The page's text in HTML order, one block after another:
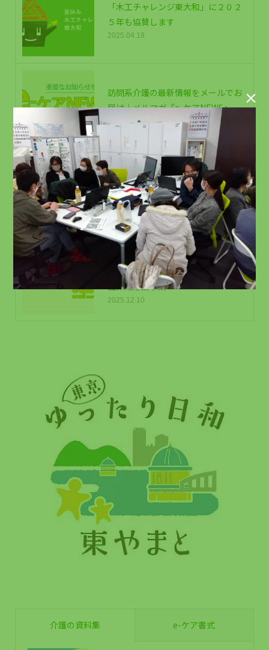
「木工チャレンジ東大和」に２０２
５年も協賛します
2025.04.19
訪問系介護の最新情報をメールでお
届け｜メルマガ『e-ケアNEWS』
2023.01.23
居宅ケアマネージャー（正社員・立
川）募集
2026.03.20
介護資格取得費が無料、研修中も給
与がもらえる求人｜東京都・訪問介
護採用応援事業
2025.12.10
介護の資料集 e-ケア書式
